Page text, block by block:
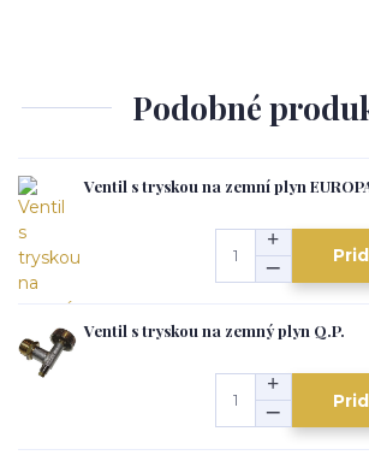
Podobné
Ventil s tryskou na zemní plyn
Ventil s tryskou na zemný plyn Q.P.